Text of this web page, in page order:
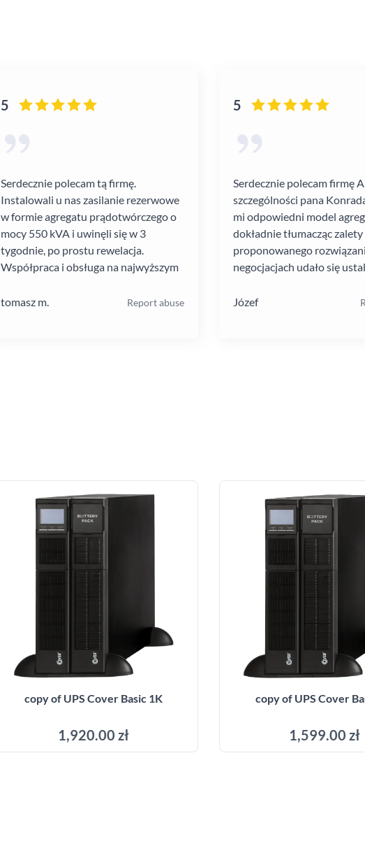
5
Serdecznie polecam tą firmę.
Instalowali u nas zasilanie rezerwowe
w formie agregatu prądotwórczego o
mocy 550 kVA i uwinęli się w 3
tygodnie, po prostu rewelacja.
Współpraca i obsługa na najwyższym
tomasz m.
Report abuse
5
Serdecznie polecam firmę
szczególności pana
mi odpowiedni model
dokładnie tłumacząc zalety
proponowanego
negocjacjach udało się
szybko i schludnie.
Józef
copy of UPS Cover Basic 1K
1,920.00 zł
copy of UPS Cover
1,599.00 zł